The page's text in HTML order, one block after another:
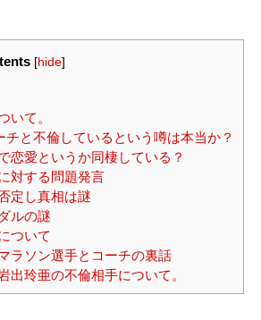
[hide]
いて。
と不倫しているという噂は本当か？
恋愛というか同棲している？
対する問題発言
定し真相は謎
ルの謎
ついて
ラソン選手とコーチの裏話
出玲亜の不倫相手について。